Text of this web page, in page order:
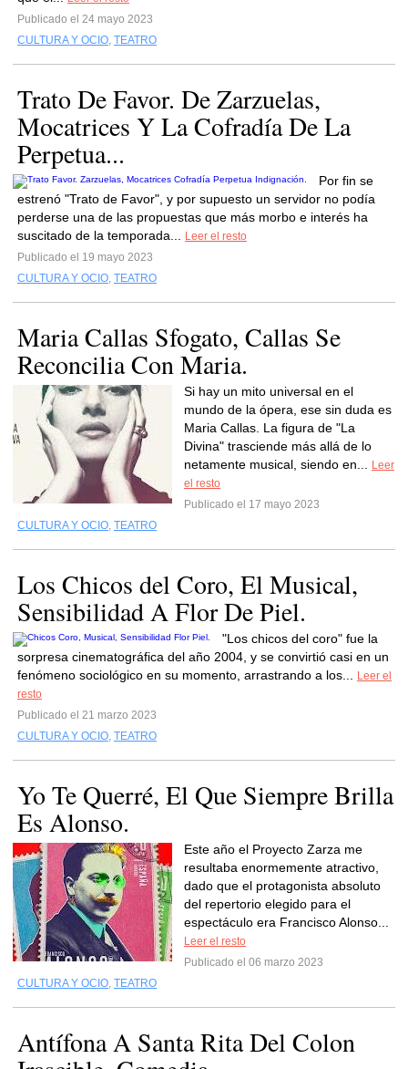
Publicado el 24 mayo 2023
CULTURA Y OCIO, TEATRO
Trato De Favor. De Zarzuelas,
Mocatrices Y La Cofradía De La
Perpetua...
Por fin se
estrenó "Trato de Favor", y por supuesto un servidor no podía
perderse una de las propuestas que más morbo e interés ha
suscitado de la temporada...
Leer el resto
Publicado el 19 mayo 2023
CULTURA Y OCIO, TEATRO
Maria Callas Sfogato, Callas Se
Reconcilia Con Maria.
Si hay un mito universal en el
mundo de la ópera, ese sin duda es
Maria Callas. La figura de "La
Divina" trasciende más allá de lo
netamente musical, siendo en...
Leer
el resto
Publicado el 17 mayo 2023
CULTURA Y OCIO, TEATRO
Los Chicos del Coro, El Musical,
Sensibilidad A Flor De Piel.
"Los chicos del coro" fue la
sorpresa cinematográfica del año 2004, y se convirtió casi en un
fenómeno sociológico en su momento, arrastrando a los...
Leer el
resto
Publicado el 21 marzo 2023
CULTURA Y OCIO, TEATRO
Yo Te Querré, El Que Siempre Brilla
Es Alonso.
Este año el Proyecto Zarza me
resultaba enormemente atractivo,
dado que el protagonista absoluto
del repertorio elegido para el
espectáculo era Francisco Alonso...
Leer el resto
Publicado el 06 marzo 2023
CULTURA Y OCIO, TEATRO
Antífona A Santa Rita Del Colon